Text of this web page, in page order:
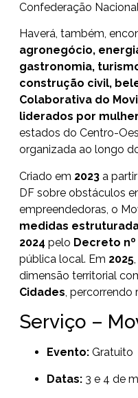
Confederação
Haverá, também,
agronegócio,
gastronomia,
construção civil,
Colaborativa do
liderados por
estados do Centro-
organizada ao longo
Criado em 2023 a
DF sobre obstáculos
empreendedoras, o
medidas
2024 pelo Decreto nº
pública local. Em 2025
dimensão territorial
Cidades, percorrendo
Serviço –
Evento: Gratuito
Datas: 3 e 4 de